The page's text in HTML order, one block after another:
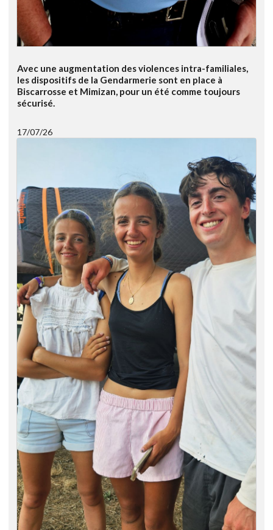
Avec une augmentation des violences intra-familiales,
les dispositifs de la Gendarmerie sont en place à
Biscarrosse et Mimizan, pour un été comme toujours
sécurisé.
17/07/26